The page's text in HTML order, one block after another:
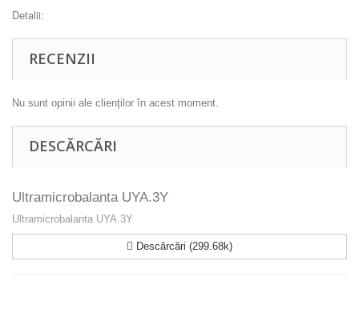
Detalii:
RECENZII
Nu sunt opinii ale clienților în acest moment.
DESCĂRCĂRI
Ultramicrobalanta UYA.3Y
Ultramicrobalanta UYA.3Y
Descărcări (299.68k)